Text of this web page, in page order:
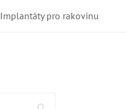
Implantáty pro rakovinu